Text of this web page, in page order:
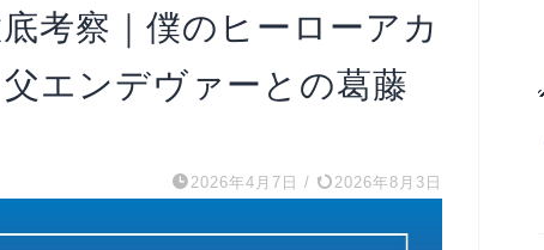
考察｜僕のヒーローアカ
エンデヴァーとの葛藤
2026年4月7日 / 2026年8月3日